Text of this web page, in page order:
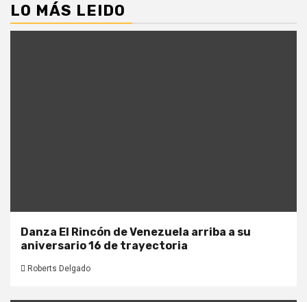
LO MÁS LEIDO
Danza El Rincón de Venezuela arriba a su
aniversario 16 de trayectoria
Roberts Delgado